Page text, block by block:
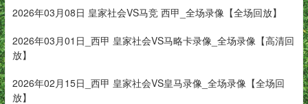
2026年03月08日 皇家社会VS马竞 西甲_全场录像【全场回放】
2026年03月01日_西甲 皇家社会VS马略卡录像_全场录像【高清回
放】
2026年02月15日_西甲 皇家社会VS皇马录像_全场录像【全场回
放】